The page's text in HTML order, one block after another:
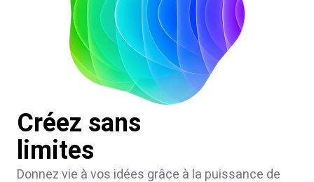
Créez sans
limites
Donnez vie à vos idées grâce à la puissance de